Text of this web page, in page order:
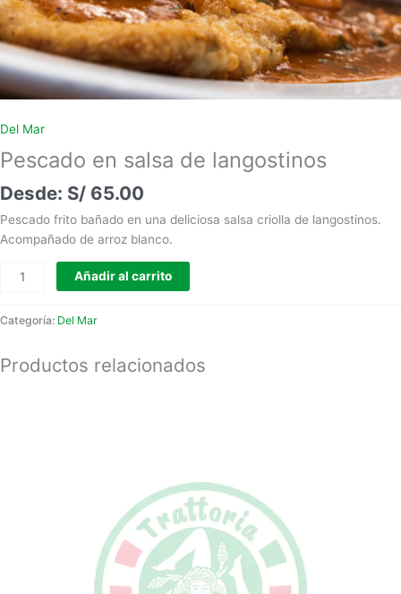
Del Mar
Pescado en salsa de langostinos
S/ 65.00
Pescado frito bañado en una deliciosa salsa criolla de langostinos.
Acompañado de arroz blanco.
Añadir al carrito
Categoría: Del Mar
Productos relacionados